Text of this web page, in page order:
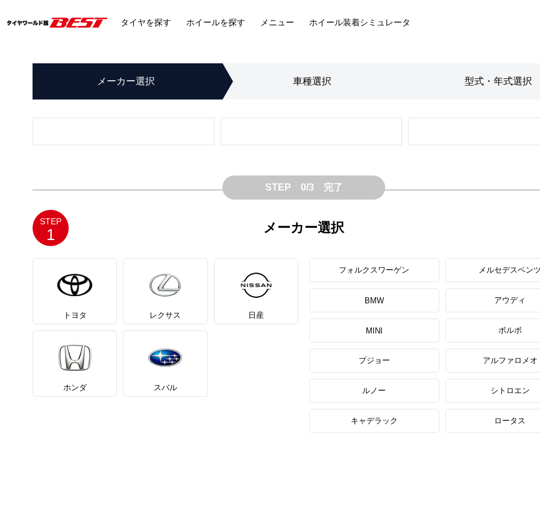
タイヤを探す ホイールを探す メニュー ホイール装着シミュレータ
メーカー選択 車種選択 型式・年式選択
STEP 0/3 完了
STEP
1 メーカー選択
トヨタ レクサス 日産
ホンダ スバル
フォルクスワーゲン メルセデスベンツ
BMW アウディ
MINI ボルボ
プジョー アルファロメオ
ルノー シトロエン
キャデラック ロータス